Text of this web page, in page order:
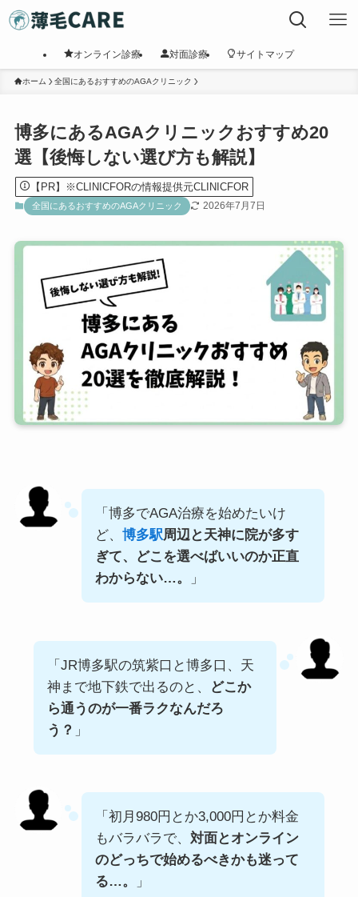
オンライン診療 対面診療 サイトマップ
ホーム 全国にあるおすすめのAGAクリニック
博多にあるAGAクリニックおすすめ20
選【後悔しない選び方も解説】
【PR】※CLINICFORの情報提供元CLINICFOR
全国にあるおすすめのAGAクリニック 2026年7月7日
「博多でAGA治療を始めたいけ
ど、 博多駅周辺と天神に院が多す
ぎて、どこを選べばいいのか正直
わからない…。
」
「JR博多駅の筑紫口と博多口、天
神まで地下鉄で出るのと、
どこか
ら通うのが一番ラクなんだろ
う？ 」
「初月980円とか3,000円とか料金
もバラバラで、 対面とオンライン
のどっちで始めるべきかも迷って
る…。
」